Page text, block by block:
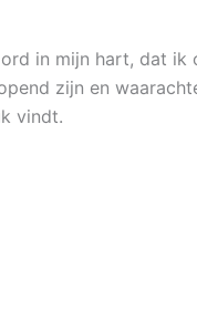
in mijn hart, dat ik
zijn en
vindt.